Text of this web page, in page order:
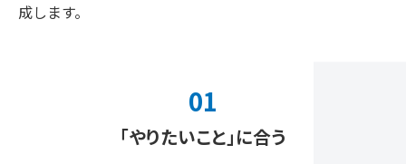
成します。
01
「やりたいこと」に合う